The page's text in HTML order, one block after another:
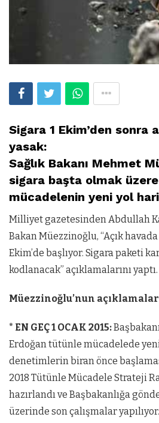
Sigara 1 Ekim’den sonra
yasak:
Sağlık Bakanı Mehmet
sigara başta olmak
mücadelenin yeni yol
Milliyet gazetesinden Abdullah
Bakan Müezzinoğlu, “Açık havada
Ekim’de başlıyor. Sigara paketi
kodlanacak” açıklamalarını yaptı.
Müezzinoğlu’nun
* EN GEÇ 1 OCAK 2015:
Erdoğan tütünle mücadelede
denetimlerin biran önce
2018 Tütünle Mücadele Strateji
hazırlandı ve Başbakanlığa
üzerinde son çalışmalar